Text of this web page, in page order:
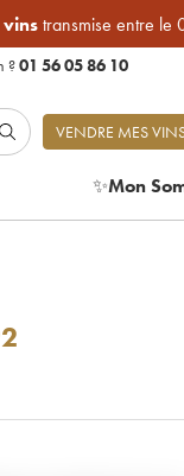
transmise entre
?01 56 05 86 10
VENDRE MES
✨Mon